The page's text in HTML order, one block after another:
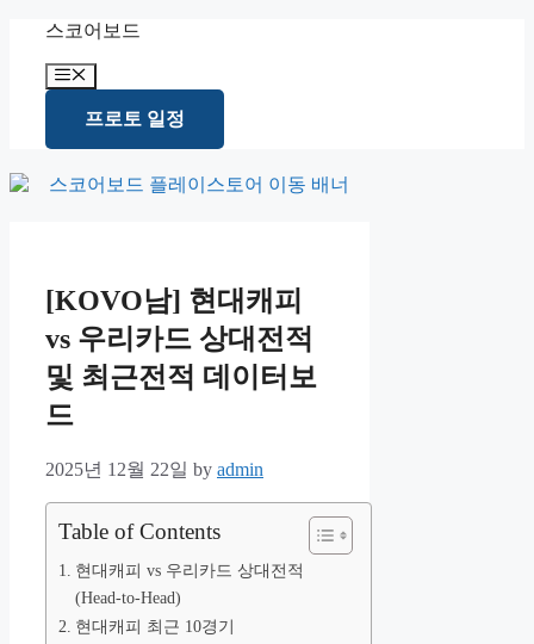
content
스코어보드
Menu
프로토 일정
[KOVO남] 현대캐피
vs 우리카드 상대전적
및 최근전적 데이터보
드
2025년 12월 22일 by admin
Table of Contents
현대캐피 vs 우리카드 상대전적
(Head-to-Head)
현대캐피 최근 10경기